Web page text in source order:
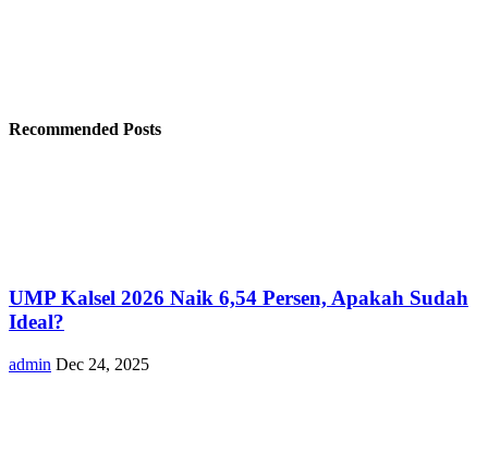
Recommended Posts
UMP Kalsel 2026 Naik 6,54 Persen, Apakah Sudah
Ideal?
admin Dec 24, 2025